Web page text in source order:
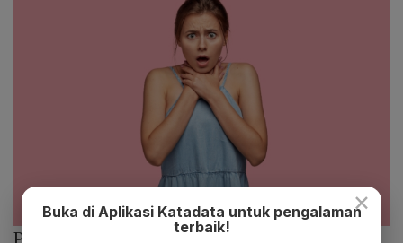
×
Buka di Aplikasi Katadata untuk pengalaman
terbaik!